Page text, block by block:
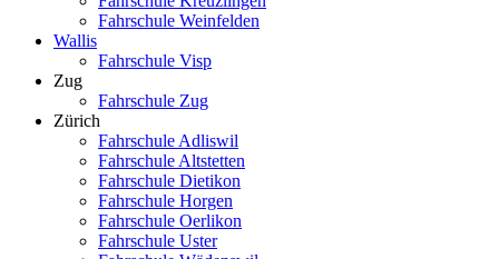
Fahrschule Weinfelden
Wallis
Fahrschule Visp
Zug
Fahrschule Zug
Zürich
Fahrschule Adliswil
Fahrschule Altstetten
Fahrschule Dietikon
Fahrschule Horgen
Fahrschule Oerlikon
Fahrschule Uster